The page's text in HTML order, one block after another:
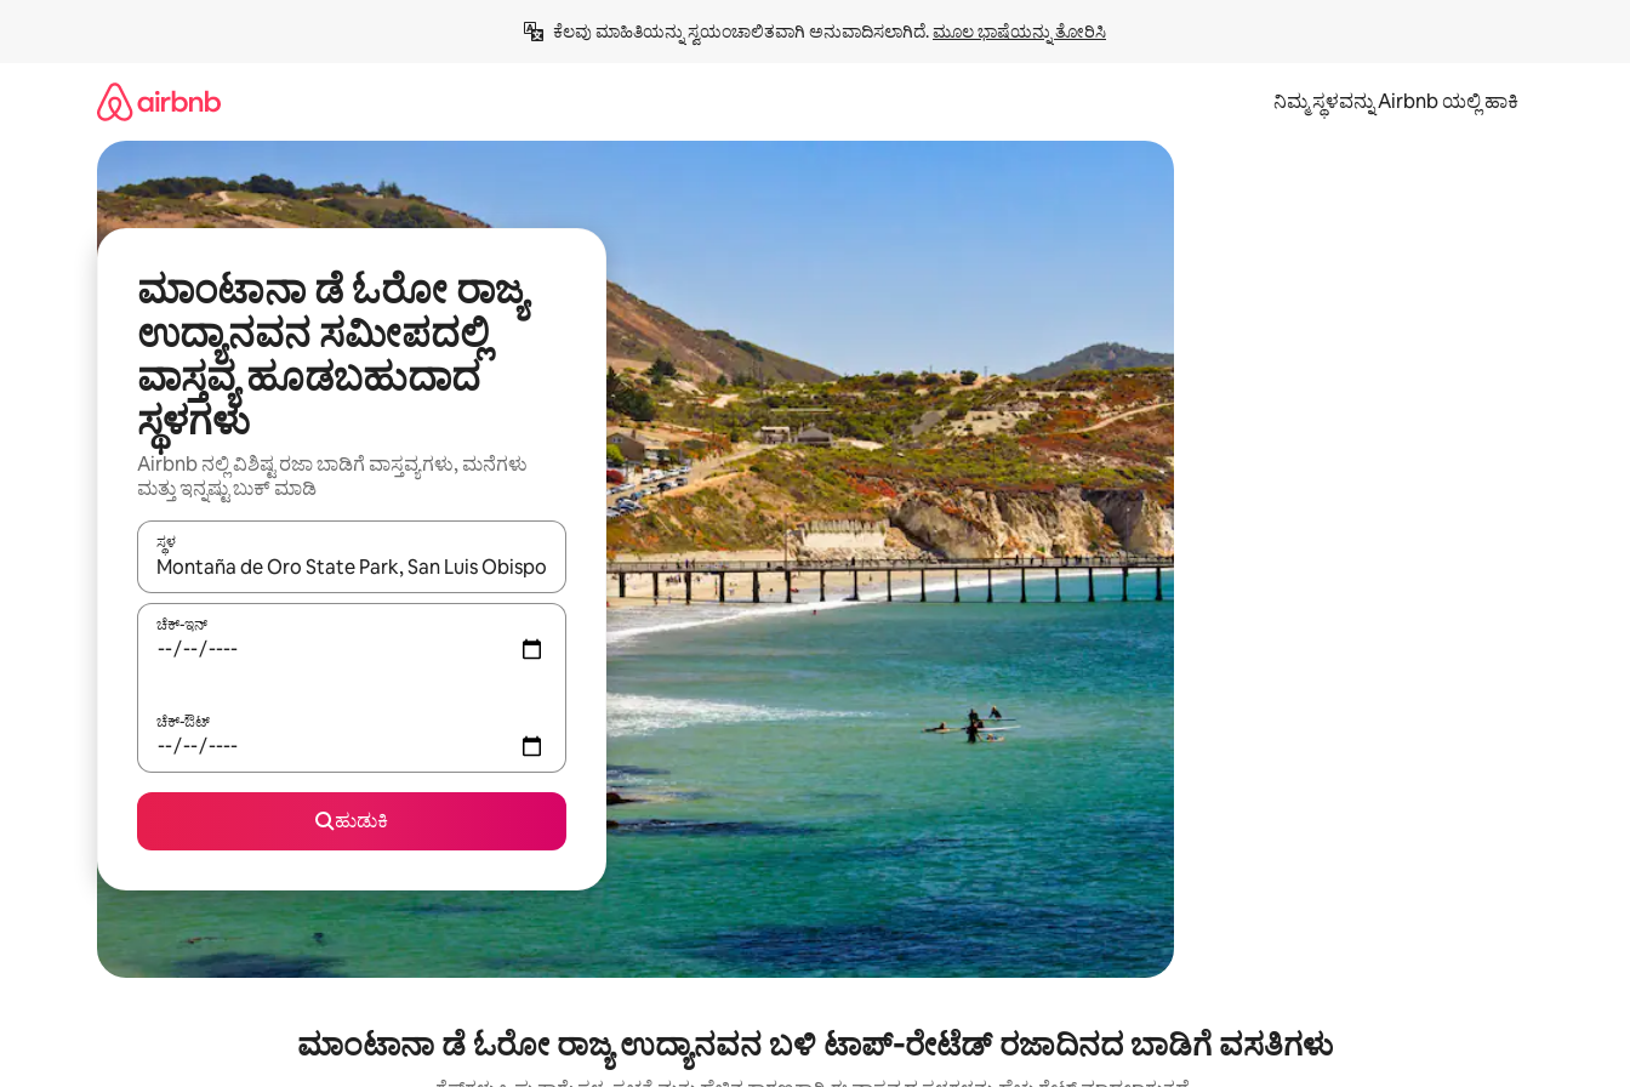
ಕೆಲವು ಮಾಹಿತಿಯನ್ನು ಸ್ವಯಂಚಾಲಿತವಾಗಿ ಅನುವಾದಿಸಲಾಗಿದೆ. ಮೂಲ ಭಾಷೆಯನ್ನು ತೋರಿಸಿ
ನಿಮ್ಮ ಸ್ಥಳವನ್ನು Airbnb ಯಲ್ಲಿ ಹಾಕಿ
ಮಾಂಟಾನಾ ಡೆ ಓರೋ ರಾಜ್ಯ
ಉದ್ಯಾನವನ ಸಮೀಪದಲ್ಲಿ
ವಾಸ್ತವ್ಯ ಹೂಡಬಹುದಾದ
ಸ್ಥಳಗಳು
Airbnb ನಲ್ಲಿ ವಿಶಿಷ್ಟ ರಜಾ ಬಾಡಿಗೆ ವಾಸ್ತವ್ಯಗಳು, ಮನೆಗಳು
ಮತ್ತು ಇನ್ನಷ್ಟು ಬುಕ್ ಮಾಡಿ
ಸ್ಥಳ
ಫಲಿತಾಂಶಗಳು ಲಭ್ಯವಿರುವಾಗ, ಅಪ್ ಮತ್ತು ಡೌನ್ ಬಾಣದ ಕೀಲಿಗಳೊಂದಿಗೆ ನ್ಯಾವಿಗೇಟ್ ಮಾಡಿ ಅಥವಾ ಸ್ಪರ್ಶ ಅಥವಾ ಸ್ವೈಪ್ ಗೆಸ್ಚರ್‌ಗಳ ಮೂಲಕ ಅನ್ವೇಷಿಸಿ.
ಚೆಕ್-ಇನ್
ಚೆಕ್-ಔಟ್
ಹುಡುಕಿ
ಮಾಂಟಾನಾ ಡೆ ಓರೋ ರಾಜ್ಯ ಉದ್ಯಾನವನ ಬಳಿ ಟಾಪ್-ರೇಟೆಡ್ ರಜಾದಿನದ ಬಾಡಿಗೆ ವಸತಿಗಳು